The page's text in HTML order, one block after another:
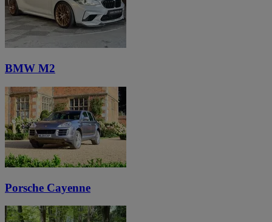
BMW M2
Porsche Cayenne